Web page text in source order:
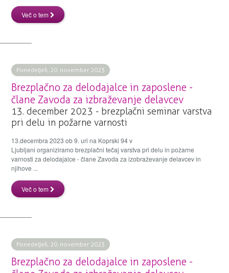
Več o tem
Ponedeljek, 20. november 2023
Brezplačno za delodajalce in zaposlene -
člane Zavoda za izbraževanje delavcev
13. december 2023 - brezplačni seminar varstva
pri delu in požarne varnosti
13.decembra 2023 ob 9. uri na Koprski 94 v
Ljubljani organiziramo brezplačni tečaj varstva pri delu in požarne
varnosti za delodajalce - člane Zavoda za izobraževanje delavcev in
njihove ...
Več o tem
Ponedeljek, 20. november 2023
Brezplačno za delodajalce in zaposlene -